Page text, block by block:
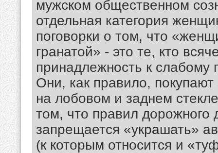
мужском общественном
отдельная категория
поговорки о том, что
гранатой» - это те, кто
принадлежность к слабому
Они, как правило,
на лобовом и заднем
том, что правил
запрещается «украшать»
(к которым относится и